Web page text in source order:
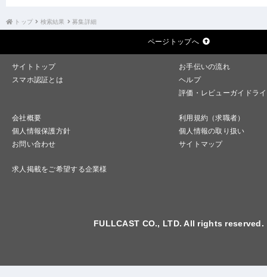
トップ 検索結果 募集詳細
ページトップへ
サイトトップ
お手伝いの流れ
スマホ認証とは
ヘルプ
評価・レビューガイドラ
会社概要
利用規約（求職者）
個人情報保護方針
個人情報の取り扱い
お問い合わせ
サイトマップ
求人掲載をご希望する企業様
FULLCAST CO., LTD. All rights reserved.